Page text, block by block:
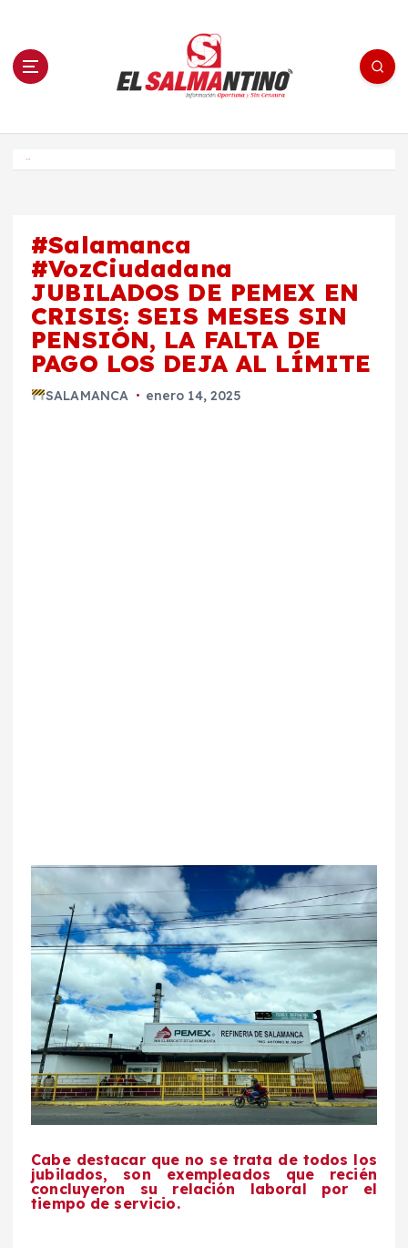
n El Salmantino - medios/noticias/editorial
#Salamanca
#VozCiudadana
JUBILADOS DE PEMEX EN
CRISIS: SEIS MESES SIN
PENSIÓN, LA FALTA DE
PAGO LOS DEJA AL LÍMITE
SALAMANCA enero 14, 2025
Cabe destacar que no se trata de todos los
jubilados, son exempleados que recién
concluyeron su relación laboral por el
tiempo de servicio.